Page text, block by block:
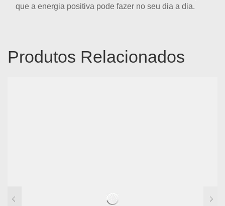
que a energia positiva pode fazer no seu dia a dia.
Produtos Relacionados